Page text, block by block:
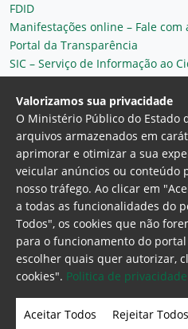
FDID
Manifestações online – Fale com
Portal da Transparência
SIC – Serviço de Informação ao
Plantão MP do Ceará
Secretaria Geral
Ministério
Procuradoria
Albuquerque
60.822-325 -
Home Page Intranet
Valorizamos sua privacidade
O Ministério Público do Estado
arquivos armazenados em
aprimorar e otimizar a sua
veicular anúncios ou conteúdo
nosso tráfego. Ao clicar em
a todas as funcionalidades do
Todos", os cookies que não
para o funcionamento do
escolher quais quer autorizar,
cookies". Politica de privacidade
Aceitar Todos Rejeitar Todos